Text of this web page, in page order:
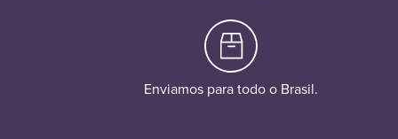
Enviamos para todo o Brasil.